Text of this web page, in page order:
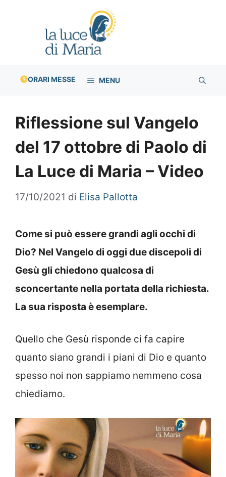
ORARI MESSE MENU
Riflessione sul Vangelo
del 17 ottobre di Paolo di
La Luce di Maria – Video
17/10/2021 di Elisa Pallotta
Come si può essere grandi agli occhi di
Dio? Nel Vangelo di oggi due discepoli di
Gesù gli chiedono qualcosa di
sconcertante nella portata della richiesta.
La sua risposta è esemplare.
Quello che Gesù risponde ci fa capire
quanto siano grandi i piani di Dio e quanto
spesso noi non sappiamo nemmeno cosa
chiediamo.